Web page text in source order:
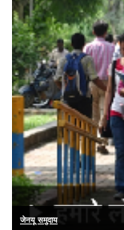
जेनयू समुदाय